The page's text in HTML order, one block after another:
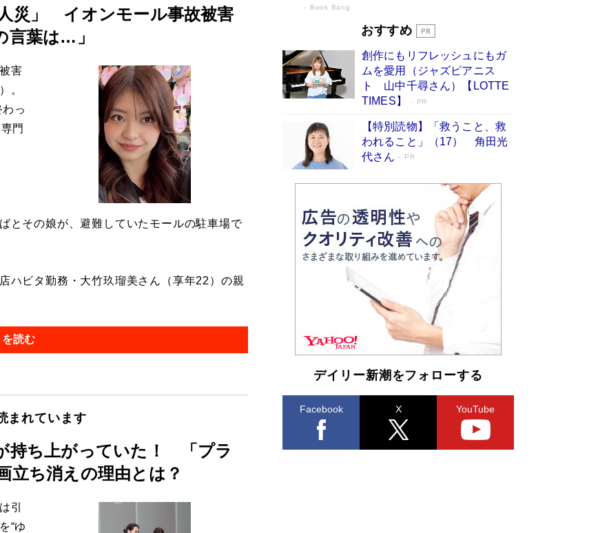
災」 イオンモール事故被害
言葉は…」
害
。
っ
門
とその娘が、避難していたモールの駐車場で
ハビタ勤務・大竹玖瑠美さん（享年22）の親
読む
まれています
持ち上がっていた！ 「プラ
ち消えの理由とは？
引
“ゆ
Book Bang
「叱って伸びるやつは、褒めたらもっと伸
た“人を育てるコツ”…芸への考え方を明か
す
Book Bang
「『火垂るの墓』は、大嘘である」原作者が抱き
続けた“自責の念”とは…「自己憐憫は描きたくな
い」監督が徹底的にこだわったこと（後編） #
戦争の記憶
Book Bang
美輪明宏 晩年の回答を集めた『ほほえんで生き
るための人生相談』がランクイン［エンターテイ
メントベストセラー］
Book Bang
「宇宙兄弟」最終46巻がベストセラー1位 宇宙
開発への関心を押し上げた18年の物語に幕 特装
版には「宇宙で描かれたマンガ」も収録
Book Bang
友近氏、絶賛！ 鎌倉を舞台に、孤独を抱えた
人々が新たな一歩を踏み出す連作短篇集『海のほ
とりのプラネット』試し読み
Book Bang
おすすめ
創作にもリフレッシュにもガ
ムを愛用（ジャズピアニス
ト 山中千尋さん）【LOTTE
TIMES】
PR
【特別読物】「救うこと、救
われること」（17） 角田光
代さん
PR
デイリー新潮をフォローする
Facebook X YouTube